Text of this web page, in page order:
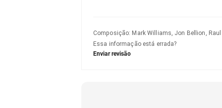
Composição: Mark Williams, Jon Bellion,
Essa informação está errada?
Enviar revisão